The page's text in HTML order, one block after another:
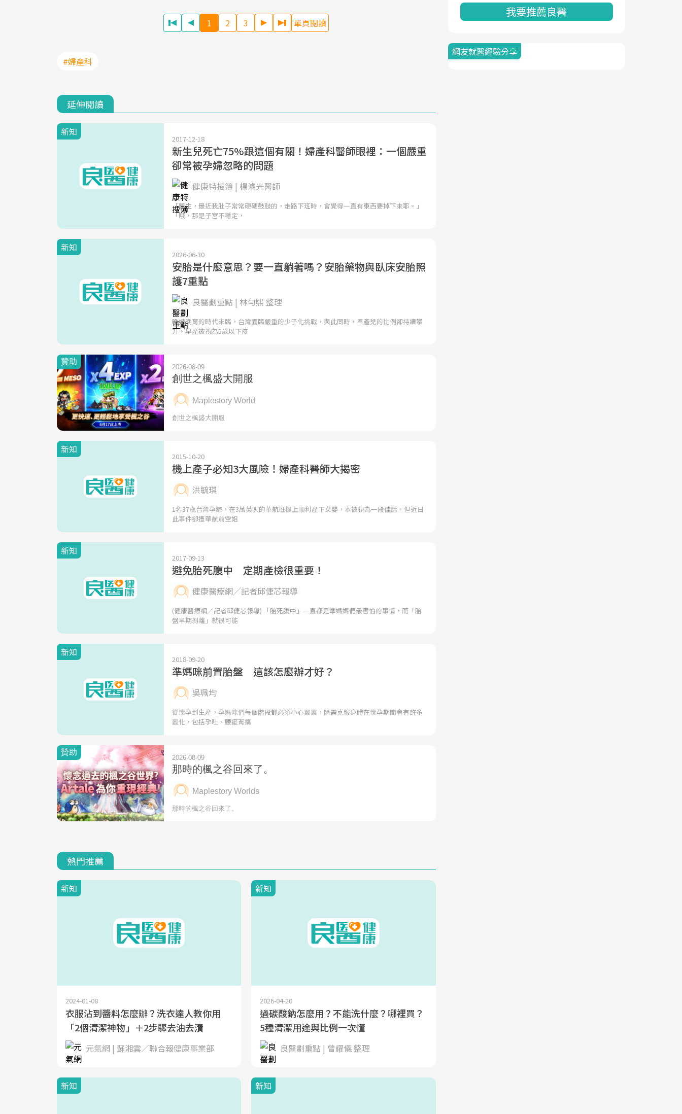
1 2 3 單頁閱讀
#婦產科
延伸閱讀
新知
2017-12-18
新生兒死亡75%跟這個有關！婦產科醫師眼裡：一個嚴重
卻常被孕婦忽略的問題
健康特搜簿 | 楊濬光醫師
「醫生，最近我肚子常常硬硬鼓鼓的，走路下班時，會覺得一直有東西要掉下來耶。」
「哦，那是子宮不穩定，
新知
2026-06-30
安胎是什麼意思？要一直躺著嗎？安胎藥物與臥床安胎照
護7重點
良醫劃重點 | 林勻熙 整理
晚婚晚育的時代來臨，台灣面臨嚴重的少子化挑戰，與此同時，早產兒的比例卻持續攀
升。早產被視為5歲以下孩
新知
2015-10-20
機上產子必知3大風險！婦產科醫師大揭密
洪毓琪
1名37歲台灣孕婦，在3萬英呎的華航班機上順利產下女嬰，本被視為一段佳話。但近日
此事件卻遭華航前空姐
新知
2017-09-13
避免胎死腹中 定期產檢很重要！
健康醫療網╱記者邱倢芯報導
(健康醫療網╱記者邱倢芯報導) 「胎死腹中」一直都是準媽媽們最害怕的事情，而「胎
盤早期剝離」就很可能
新知
2018-09-20
準媽咪前置胎盤 這該怎麼辦才好？
吳珮均
從懷孕到生產，孕媽咪們每個階段都必須小心翼翼，除需克服身體在懷孕期間會有許多
變化，包括孕吐、腰痠背痛
熱門推薦
新知
2024-01-08
衣服沾到醬料怎麼辦？洗衣達人教你用
「2個清潔神物」＋2步驟去油去漬
元氣網 | 蘇湘雲／聯合報健康事業部
新知
2026-04-20
過碳酸鈉怎麼用？不能洗什麼？哪裡買？
5種清潔用途與比例一次懂
良醫劃重點 | 曾耀儀 整理
新知 新知
我要推薦良醫
網友就醫經驗分享